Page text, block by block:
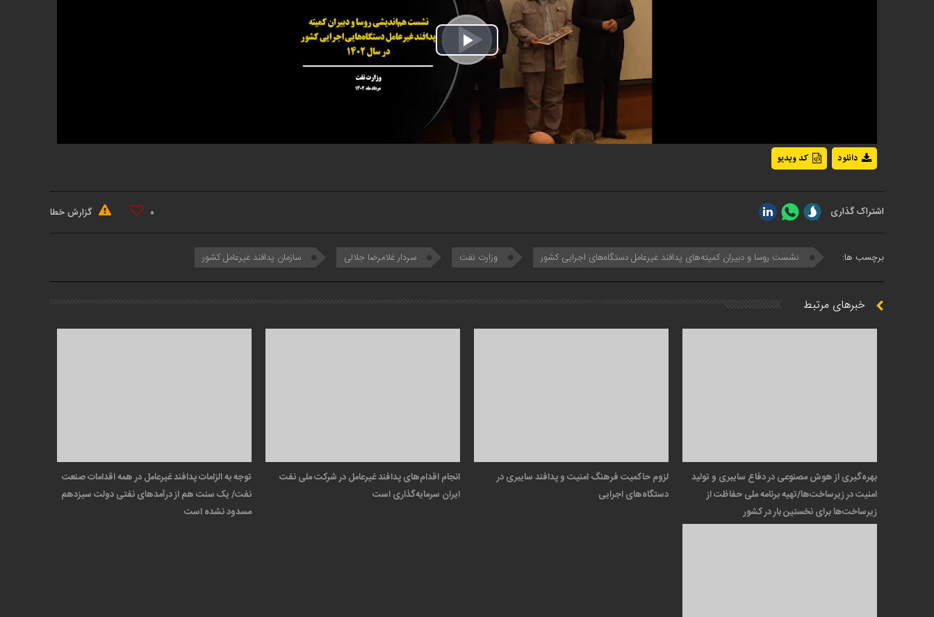
Play
Video
کد ویدیو دانلود
اشتراک گذاری ۰ گزارش خطا
برچسب ها: نشست روسا و دبیران کمیته‌های پدافند غیرعامل دستگاه‌های اجرایی کشور وزارت نفت سردار غلامرضا جلالی سازمان پدافند غیرعامل کشور
خبرهای مرتبط
بهره‌گیری از هوش مصنوعی در دفاع سایبری و تولید
امنیت در زیرساخت‌ها/تهیه برنامه ملی حفاظت از
زیرساخت‌ها برای نخستین بار در کشور
لزوم حاکمیت فرهنگ امنیت و پدافند سایبری در
دستگاه‌های اجرایی
انجام اقدام‌های پدافند غیرعامل در شرکت ملی نفت
ایران سرمایه‌گذاری است
توجه به الزامات پدافند غیرعامل در همه اقدامات صنعت
نفت/ یک سنت هم از درآمدهای نفتی دولت سیزدهم
مسدود نشده است